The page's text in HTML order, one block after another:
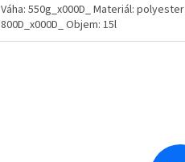
Váha: 550g_x000D_ Materiál: polyester
800D_x000D_ Objem: 15l